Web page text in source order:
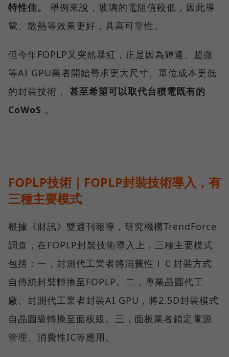
特性佳。
舉例來說，玻璃的電阻值較低，因此導
電、散熱等效果更好，具高可靠性。
但今年FOPLP又突然暴紅，正是因為輝達、超微
等AI GPU業者開始尋求更大尺寸、單位成本更低
的封裝技術， 甚至希望可以取代台積電既有的
CoWoS 。
FOPLP技術｜FOPLP封裝技術導入，有
三種主要模式
根據《財訊》雙週刊報導，研究機構TrendForce
調查，在FOPLP封裝技術導入上，三種主要模式
包括：一，封測代工業者將消費性ＩＣ封裝方式
自傳統封裝轉換至FOPLP。二，專業晶圓代工
廠、封測代工業者封裝AI GPU，將2.5D封裝模式
自晶圓級轉換至面板級。三，面板業者鎖定電源
管理、消費性IC等應用。